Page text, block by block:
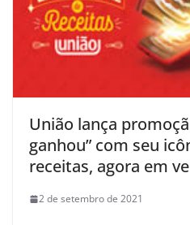
União lança
ganhou” com seu
receitas, agora em
2 de setembro de 2021